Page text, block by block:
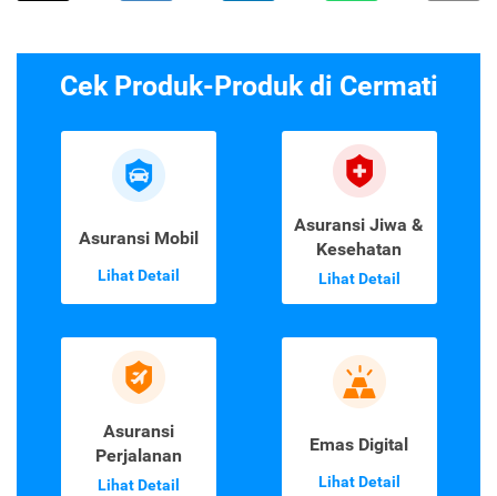
Cek Produk-Produk di Cermati
Asuransi Mobil
Lihat Detail
Asuransi Jiwa &
Kesehatan
Lihat Detail
Asuransi
Perjalanan
Lihat Detail
Emas Digital
Lihat Detail